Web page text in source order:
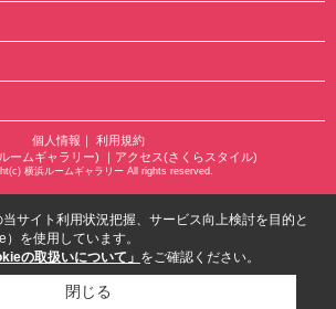
個人情報
利用規約
ームギャラリー)
アクセス(さくらスタイル)
横浜ルームギャラリー All rights reserved.
サイト利用状況把握、サービス向上検討を目的と
を使用しています。
の取扱いについて」 をご確認ください。
閉じる